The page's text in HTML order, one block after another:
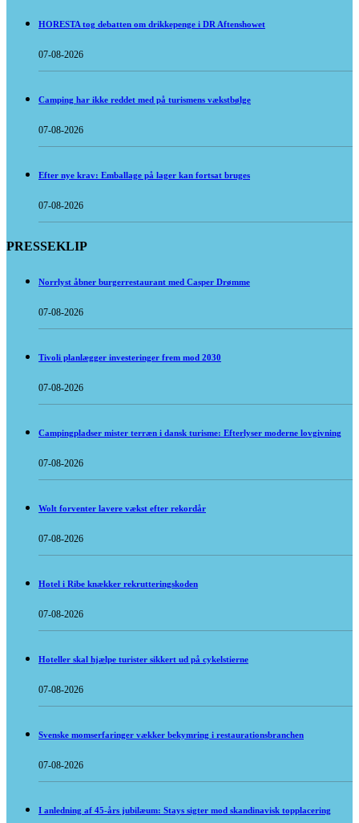
HORESTA tog debatten om drikkepenge i DR Aftenshowet
07-08-2026
Camping har ikke reddet med på turismens vækstbølge
07-08-2026
Efter nye krav: Emballage på lager kan fortsat bruges
07-08-2026
PRESSEKLIP
Norrlyst åbner burgerrestaurant med Casper Drømme
07-08-2026
Tivoli planlægger investeringer frem mod 2030
07-08-2026
Campingpladser mister terræn i dansk turisme: Efterlyser moderne lovgivning
07-08-2026
Wolt forventer lavere vækst efter rekordår
07-08-2026
Hotel i Ribe knækker rekrutteringskoden
07-08-2026
Hoteller skal hjælpe turister sikkert ud på cykelstierne
07-08-2026
Svenske momserfaringer vækker bekymring i restaurationsbranchen
07-08-2026
I anledning af 45-års jubilæum: Stays sigter mod skandinavisk topplacering